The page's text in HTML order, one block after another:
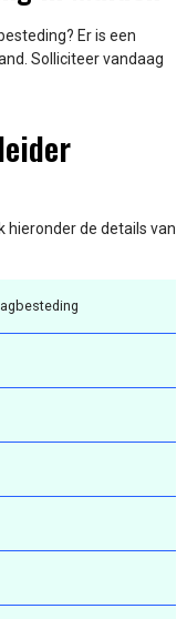
Er is een
Solliciteer vandaag
hieronder de details van